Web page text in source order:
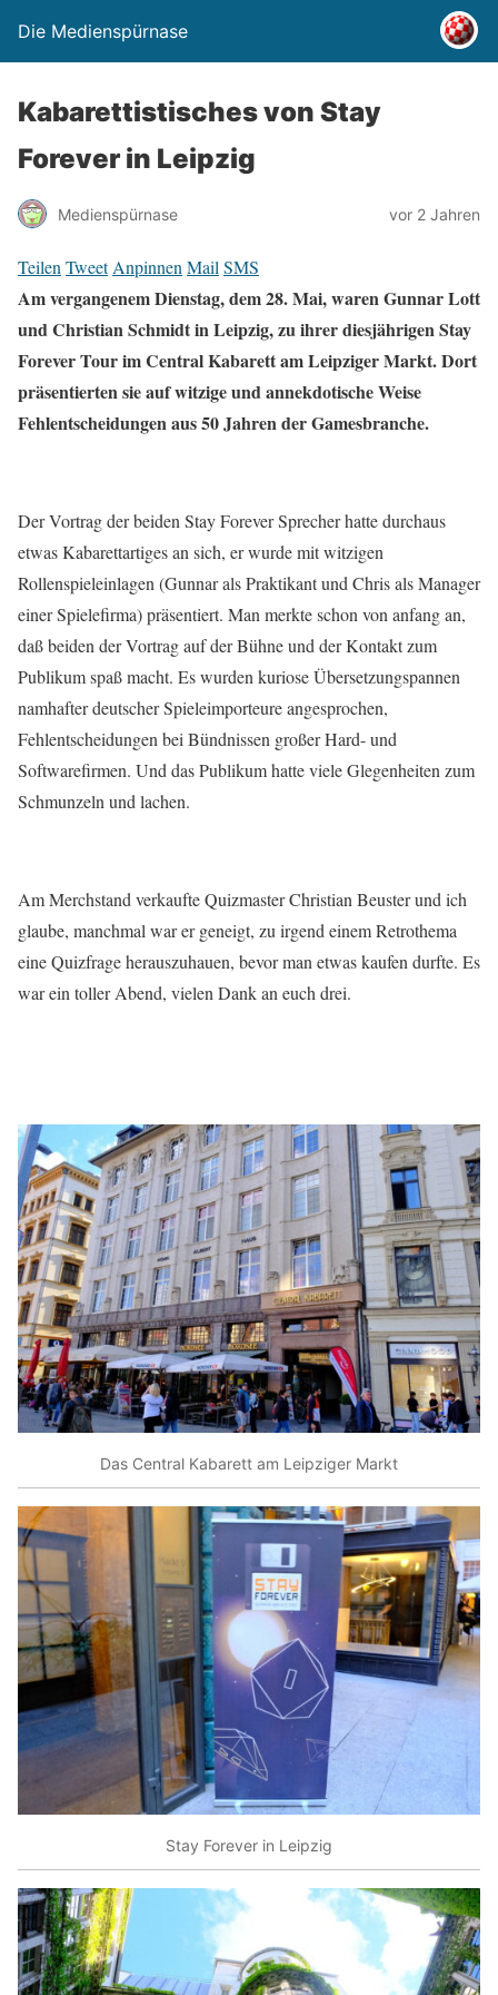
Die Medienspürnase
Kabarettistisches von Stay
Forever in Leipzig
Medienspürnase vor 2 Jahren
Teilen Tweet Anpinnen Mail SMS
Am vergangenem Dienstag, dem 28. Mai, waren Gunnar Lott
und Christian Schmidt in Leipzig, zu ihrer diesjährigen Stay
Forever Tour im Central Kabarett am Leipziger Markt. Dort
präsentierten sie auf witzige und annekdotische Weise
Fehlentscheidungen aus 50 Jahren der Gamesbranche.
Der Vortrag der beiden Stay Forever Sprecher hatte durchaus
etwas Kabarettartiges an sich, er wurde mit witzigen
Rollenspieleinlagen (Gunnar als Praktikant und Chris als Manager
einer Spielefirma) präsentiert. Man merkte schon von anfang an,
daß beiden der Vortrag auf der Bühne und der Kontakt zum
Publikum spaß macht. Es wurden kuriose Übersetzungspannen
namhafter deutscher Spieleimporteure angesprochen,
Fehlentscheidungen bei Bündnissen großer Hard- und
Softwarefirmen. Und das Publikum hatte viele Glegenheiten zum
Schmunzeln und lachen.
Am Merchstand verkaufte Quizmaster Christian Beuster und ich
glaube, manchmal war er geneigt, zu irgend einem Retrothema
eine Quizfrage herauszuhauen, bevor man etwas kaufen durfte. Es
war ein toller Abend, vielen Dank an euch drei.
Das Central Kabarett am Leipziger Markt
Stay Forever in Leipzig